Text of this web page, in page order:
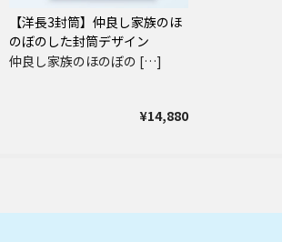
【洋長3封筒】仲良し家族のほ
のぼのした封筒デザイン
仲良し家族のほのぼの […]
¥14,880